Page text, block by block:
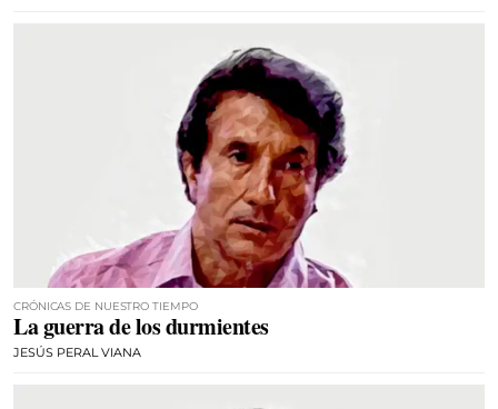
CRÓNICAS DE NUESTRO TIEMPO
La guerra de los durmientes
JESÚS PERAL VIANA